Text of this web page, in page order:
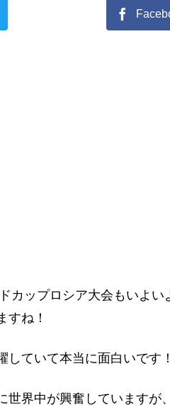
カップロシア大会もいよい
すね！
していて本当に面白いです！
世界中が興奮していますが